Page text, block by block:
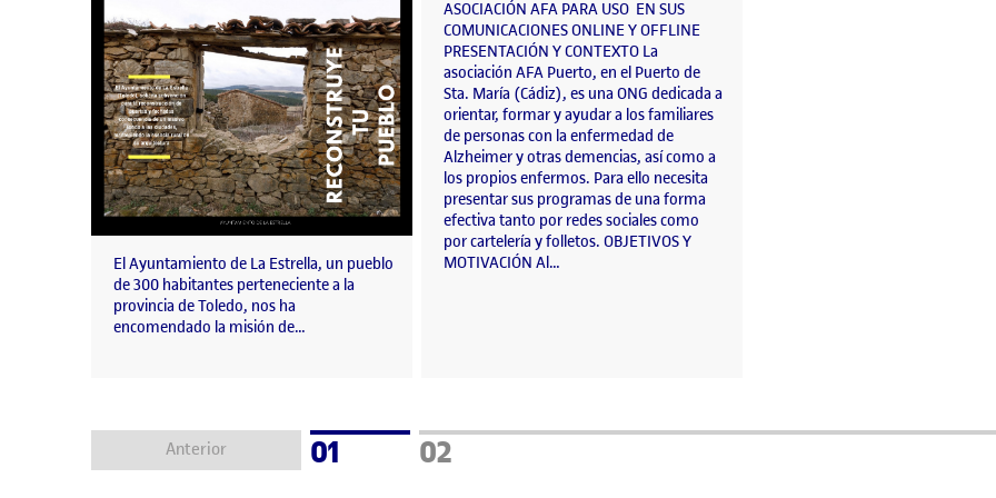
El Ayuntamiento de La Estrella, un pueblo
de 300 habitantes perteneciente a la
provincia de Toledo, nos ha
encomendado la misión de…
ASOCIACIÓN AFA PARA USO EN SUS
COMUNICACIONES ONLINE Y OFFLINE
PRESENTACIÓN Y CONTEXTO La
asociación AFA Puerto, en el Puerto de
Sta. María (Cádiz), es una ONG dedicada a
orientar, formar y ayudar a los familiares
de personas con la enfermedad de
Alzheimer y otras demencias, así como a
los propios enfermos. Para ello necesita
presentar sus programas de una forma
efectiva tanto por redes sociales como
por cartelería y folletos. OBJETIVOS Y
MOTIVACIÓN Al…
Anterior Pàgina
01 Pàgina
02